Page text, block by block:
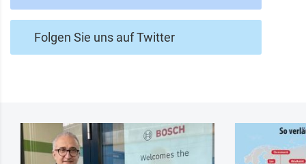
Folgen Sie uns auf Twitter